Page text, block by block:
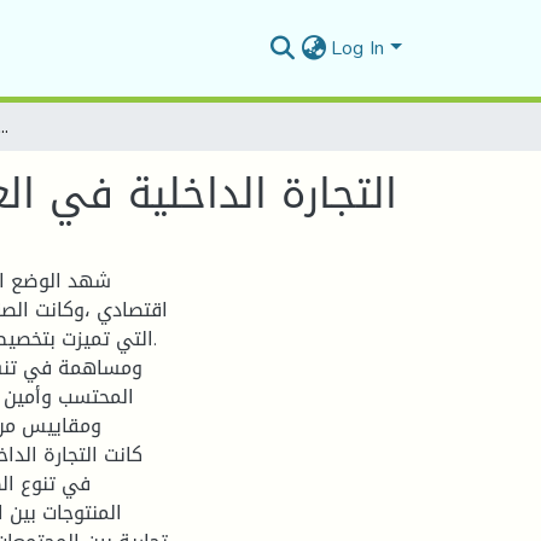
Log In
التجارة الداخلية في العهد
التجارة الداخلية في
شهد الوضع
اقتصادي ،وكانت
.التي تميزت
ومساهمة في
المحتسب وأمين
ومقاييس
كانت التجارة
في تنوع
المنتوجات